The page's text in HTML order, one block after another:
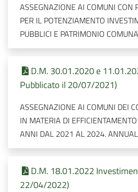
ASSEGNAZIONE AI COMUNI CON
PER IL POTENZIAMENTO
PUBBLICI E PATRIMONIO
D.M. 30.01.2020 e
Pubblicato il 20/07/2021)
ASSEGNAZIONE AI COMUNI DEI
IN MATERIA DI
ANNI DAL 2021 AL 2024.
D.M. 18.01.2022
22/04/2022)